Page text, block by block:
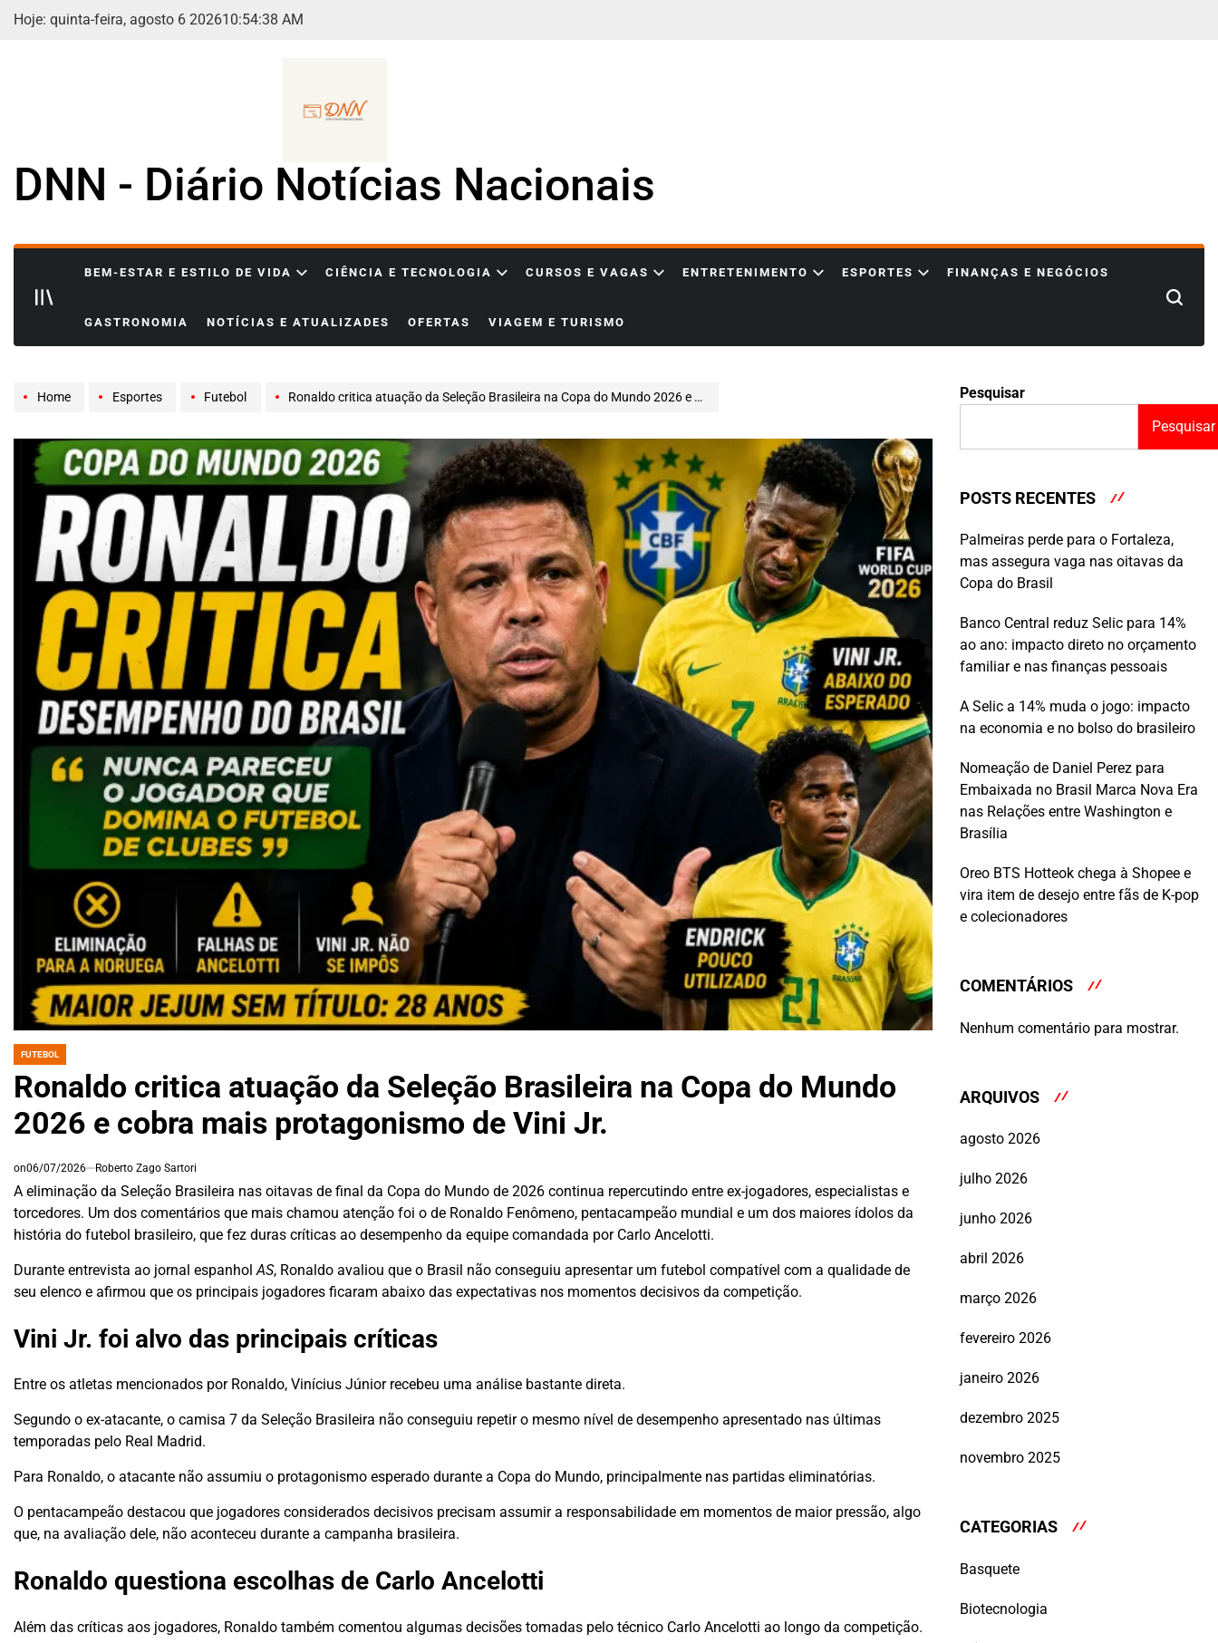
Skip
Hoje: quinta-feira, agosto 6 202610:54:40 AM
DNN - Diário Notícias Nacionais
BEM-ESTAR E ESTILO DE VIDA CIÊNCIA E TECNOLOGIA CURSOS E VAGAS ENTRETENIMENTO ESPORTES FINANÇAS E NEGÓCIOS
GASTRONOMIA NOTÍCIAS E ATUALIZADES OFERTAS VIAGEM E TURISMO
Search
Home Esportes Futebol Ronaldo critica atuação da Seleção Brasileira na Copa do Mundo 2026 e cobra mais protagonismo de Vini Jr.
POSTED
FUTEBOL
Ronaldo critica atuação da Seleção Brasileira na Copa do Mundo
2026 e cobra mais protagonismo de Vini Jr.
on06/07/2026 Roberto Zago Sartori
A eliminação da Seleção Brasileira nas oitavas de final da Copa do Mundo de 2026 continua repercutindo entre ex-jogadores, especialistas e
torcedores. Um dos comentários que mais chamou atenção foi o de Ronaldo Fenômeno, pentacampeão mundial e um dos maiores ídolos da
história do futebol brasileiro, que fez duras críticas ao desempenho da equipe comandada por Carlo Ancelotti.
Durante entrevista ao jornal espanhol AS, Ronaldo avaliou que o Brasil não conseguiu apresentar um futebol compatível com a qualidade de
seu elenco e afirmou que os principais jogadores ficaram abaixo das expectativas nos momentos decisivos da competição.
Vini Jr. foi alvo das principais críticas
Entre os atletas mencionados por Ronaldo, Vinícius Júnior recebeu uma análise bastante direta.
Segundo o ex-atacante, o camisa 7 da Seleção Brasileira não conseguiu repetir o mesmo nível de desempenho apresentado nas últimas
temporadas pelo Real Madrid.
Para Ronaldo, o atacante não assumiu o protagonismo esperado durante a Copa do Mundo, principalmente nas partidas eliminatórias.
O pentacampeão destacou que jogadores considerados decisivos precisam assumir a responsabilidade em momentos de maior pressão, algo
que, na avaliação dele, não aconteceu durante a campanha brasileira.
Ronaldo questiona escolhas de Carlo Ancelotti
Além das críticas aos jogadores, Ronaldo também comentou algumas decisões tomadas pelo técnico Carlo Ancelotti ao longo da competição.
Pesquisar
Pesquisar
POSTS RECENTES
Palmeiras perde para o Fortaleza,
mas assegura vaga nas oitavas da
Copa do Brasil
Banco Central reduz Selic para 14%
ao ano: impacto direto no orçamento
familiar e nas finanças pessoais
A Selic a 14% muda o jogo: impacto
na economia e no bolso do brasileiro
Nomeação de Daniel Perez para
Embaixada no Brasil Marca Nova Era
nas Relações entre Washington e
Brasília
Oreo BTS Hotteok chega à Shopee e
vira item de desejo entre fãs de K-pop
e colecionadores
COMENTÁRIOS
Nenhum comentário para mostrar.
ARQUIVOS
agosto 2026
julho 2026
junho 2026
abril 2026
março 2026
fevereiro 2026
janeiro 2026
dezembro 2025
novembro 2025
CATEGORIAS
Basquete
Biotecnologia